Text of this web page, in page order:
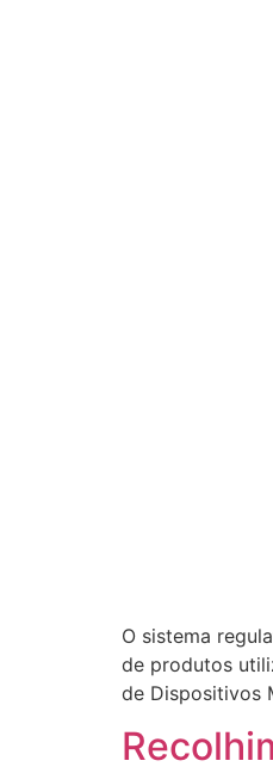
O sistema
de produtos
de Dispositivos